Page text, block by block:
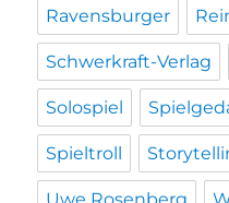
Ravensburger
Schwerkraft-Verlag
Solospiel
Spieltroll